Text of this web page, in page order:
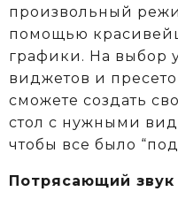
произвольный
помощью
графики. На выбор
виджетов и
сможете создать
стол с нужными
чтобы все было
Потрясающий звук